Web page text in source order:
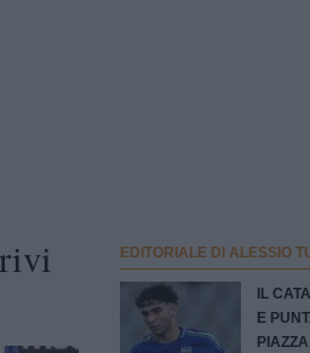
EDITORIALE DI ALESSIO
IL
E